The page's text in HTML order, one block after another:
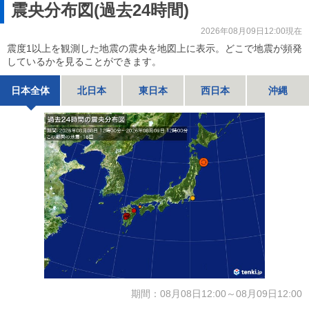
震央分布図(過去24時間)
2026年08月09日12:00現在
震度1以上を観測した地震の震央を地図上に表示。どこで地震が頻発
しているかを見ることができます。
日本全体 北日本 東日本 西日本 沖縄
期間：08月08日12:00～08月09日12:00